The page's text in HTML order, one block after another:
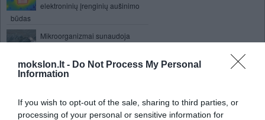
mokslon.lt - Do Not Process My Personal
Information
If you wish to opt-out of the sale, sharing to third parties, or
processing of your personal or sensitive information for
elektroninių įrenginių aušinimo
būdas
Mikroorganizmai sunaudoja
naftos atliekų
Mitas - kompiuteris akių priešas
Astronomai ieškos ateivių miestų